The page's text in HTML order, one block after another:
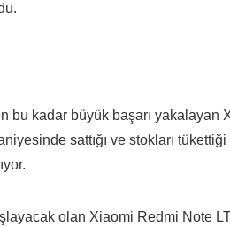
bu kadar büyük başarı yakalayan
sattığı ve stokları
olan Xiaomi Redmi Note